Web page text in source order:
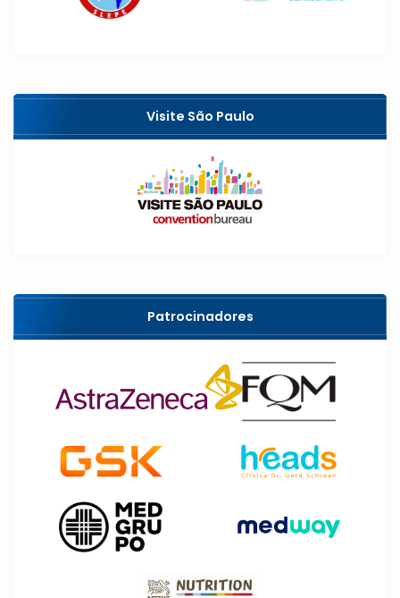
Visite São Paulo
Patrocinadores